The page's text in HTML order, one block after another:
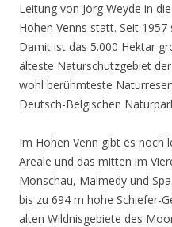
Leitung von Jörg Weyde in
Hohen Venns statt. Seit
Damit ist das 5.000 Hektar
älteste Naturschutzgebiet
wohl berühmteste
Deutsch-Belgischen
Im Hohen Venn gibt es noch
Areale und das mitten im
Monschau, Malmedy und
bis zu 694 m hohe Schiefer-
alten Wildnisgebiete des